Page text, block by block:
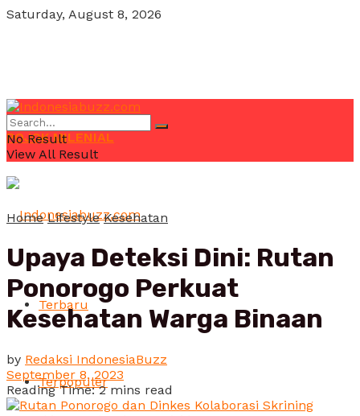
Saturday, August 8, 2026
POJOK MILENIAL
Terbaru
Terpopuler
No Result
View All Result
Home Lifestyle Kesehatan
Upaya Deteksi Dini: Rutan
Ponorogo Perkuat
Kesehatan Warga Binaan
by Redaksi IndonesiaBuzz
September 8, 2023
Reading Time: 2 mins read